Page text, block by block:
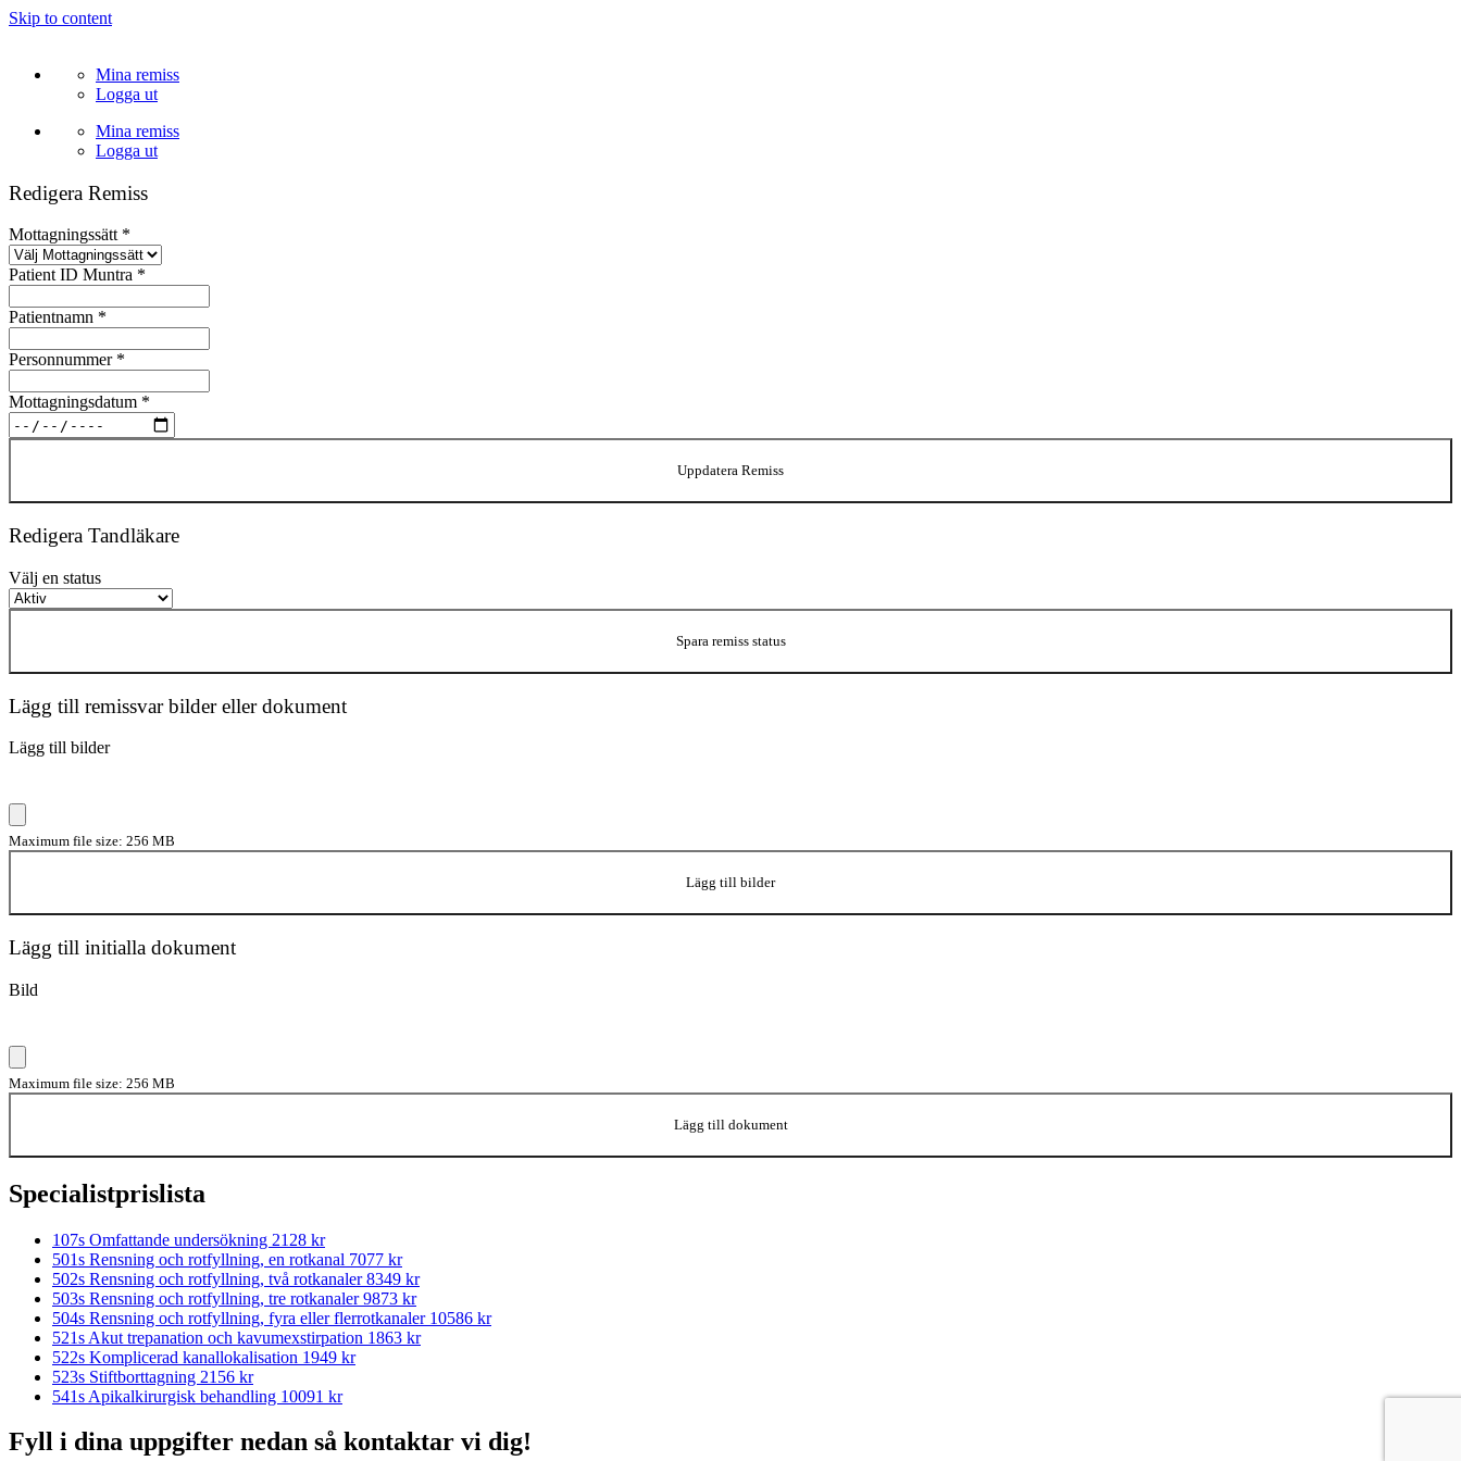
Skip to content
Mina remiss
Logga ut
Mina remiss
Logga ut
Redigera Remiss
Mottagningssätt *
Patient ID Muntra *
Patientnamn *
Personnummer *
Mottagningsdatum *
Uppdatera Remiss
Redigera Tandläkare
Välj en status
Spara remiss status
Lägg till remissvar bilder eller dokument
Lägg till bilder
Maximum file size: 256 MB
Lägg till bilder
Lägg till initialla dokument
Bild
Maximum file size: 256 MB
Lägg till dokument
Specialistprislista
107s Omfattande undersökning 2128 kr
501s Rensning och rotfyllning, en rotkanal 7077 kr
502s Rensning och rotfyllning, två rotkanaler8349 kr
503s Rensning och rotfyllning, tre rotkanaler9873 kr
504s Rensning och rotfyllning, fyra eller flerrotkanaler 10586 kr
521s Akut trepanation och kavumexstirpation 1863 kr
522s Komplicerad kanallokalisation 1949 kr
523s Stiftborttagning 2156 kr
541s Apikalkirurgisk behandling 10091 kr
Fyll i dina uppgifter nedan så kontaktar vi dig!